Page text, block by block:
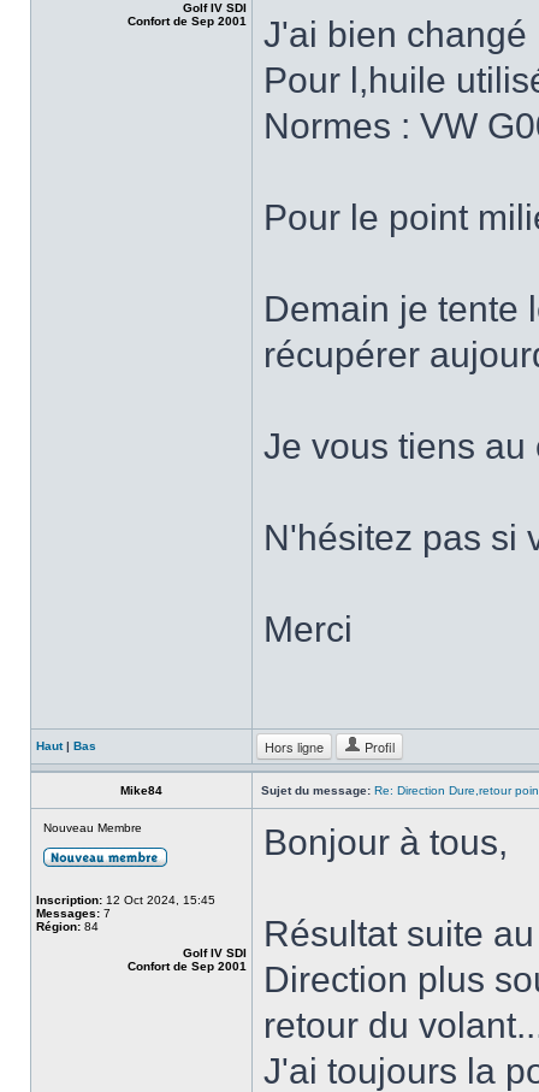
Golf IV SDI
Confort de Sep 2001
J'ai bien
Pour l,huile
Normes : VW
Pour le point
Demain je tente
récupérer
Je vous tiens au
N'hésitez pas si
Merci
Haut| Bas Hors ligne Profil
Mike84 Sujet du message: Re: Direction Dure,retour
Nouveau Membre
Inscription: 12 Oct 2024, 15:45
Messages: 7
Région: 84
Golf IV SDI
Confort de Sep 2001
Bonjour à tous,
Résultat suite
Direction plus
retour du
J'ai toujours la